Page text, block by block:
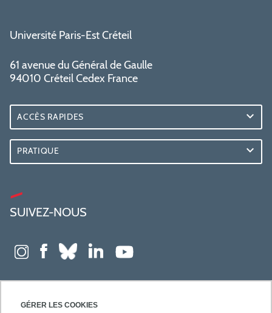
GÉRER LES COOKIES
Université Paris-Est Créteil
61 avenue du Général de Gaulle
94010 Créteil Cedex France
ACCÈS RAPIDES
PRATIQUE
SUIVEZ-NOUS